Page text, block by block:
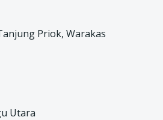
Priok, Warakas
Utara